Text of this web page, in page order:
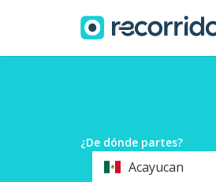
¿De dónde partes?
OrigenAcayucan